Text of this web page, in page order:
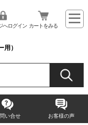
）
へログイン カートをみる
い合せ お客様の声